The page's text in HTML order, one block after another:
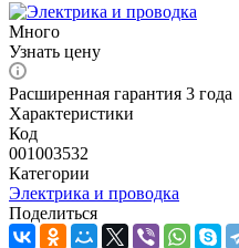
Много
Узнать цену
Расширенная гарантия 3 года
Характеристики
Код
001003532
Категории
Электрика и проводка
Поделиться